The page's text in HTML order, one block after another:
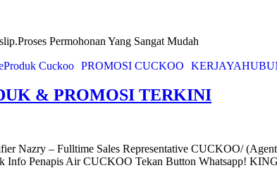
Permohonan Yang Sangat Mudah
Produk Cuckoo PROMOSI CUCKOO KERJAYA
& PROMOSI TERKINI
– Fulltime Sales Representative CUCKOO/
Info Penapis Air CUCKOO Tekan Button Whatsapp!